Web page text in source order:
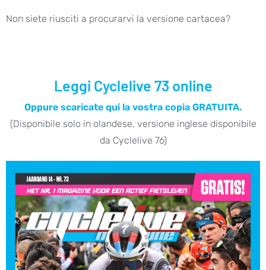
Non siete riusciti a procurarvi la versione cartacea?
Leggi Cyclelive 73 online
Oppure scaricate qui la vostra copia GRATUITA.
(Disponibile solo in olandese, versione inglese disponibile
da Cyclelive 76)